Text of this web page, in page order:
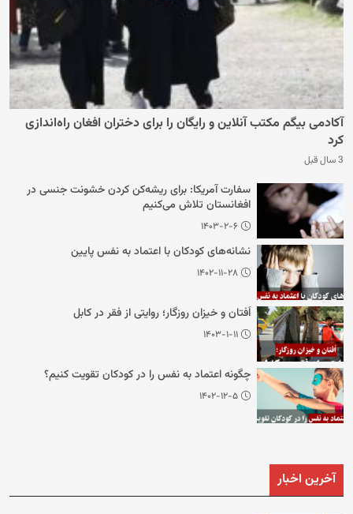
آکادمی بیگم مکتب آنلاین و رایگان را برای دختران افغان راه‌اندازی
کرد
3 سال قبل
سفارت آمریکا: برای ریشه‌کن کردن خشونت جنسی در
افغانستان تلاش می‌کنیم
۱۴۰۳-۲-۶
نشانه‌های کودکان با اعتماد به نفس پایین
۱۴۰۲-۱۱-۲۸
اُفتان و خیزان روزگار؛ روایتی از فقر در کابل
۱۴۰۳-۱-۱۱
چگونه اعتماد به نفس را در کودکان تقویت کنیم؟
۱۴۰۲-۱۲-۵
آخرین اخبار